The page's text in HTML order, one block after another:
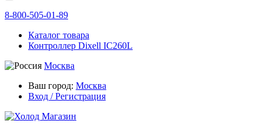
8-800-505-01-89
Каталог товара
Контроллер Dixell IC260L
Москва
Ваш город: Москва
Вход / Регистрация